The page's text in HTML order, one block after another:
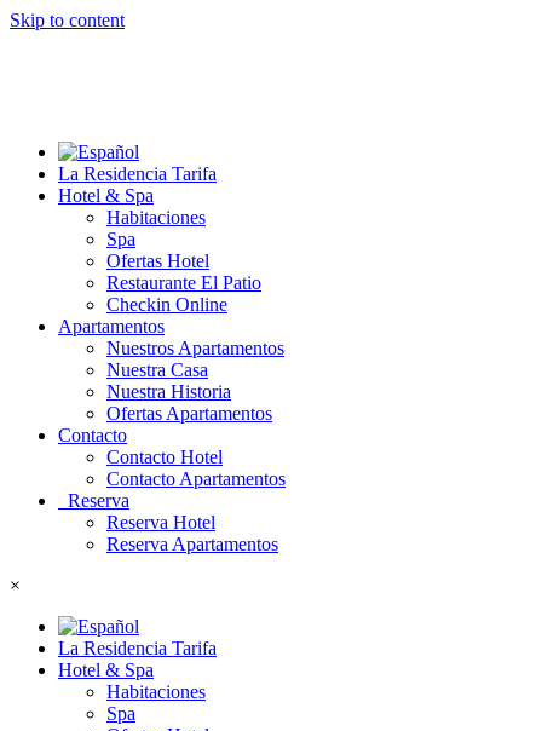
Skip to content
La Residencia Tarifa
Hotel & Spa
Habitaciones
Spa
Ofertas Hotel
Restaurante El Patio
Checkin Online
Apartamentos
Nuestros Apartamentos
Nuestra Casa
Nuestra Historia
Ofertas Apartamentos
Contacto
Contacto Hotel
Contacto Apartamentos
Reserva
Reserva Hotel
Reserva Apartamentos
×
La Residencia Tarifa
Hotel & Spa
Habitaciones
Spa